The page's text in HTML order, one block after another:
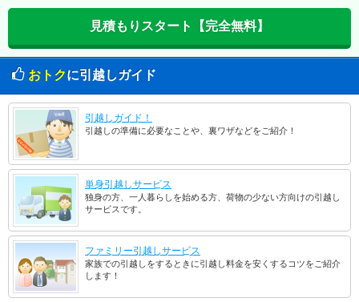
おトクに引越しガイド
引越しガイド！
引越しの準備に必要なことや、裏ワザなどをご紹介！
単身引越しサービス
独身の方、一人暮らしを始める方、荷物の少ない方向けの引越し
サービスです。
ファミリー引越しサービス
家族での引越しをするときに引越し料金を安くするコツをご紹介
します！